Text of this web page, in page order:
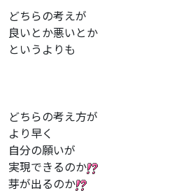
どちらの考えが
良いとか悪いとか
というよりも
どちらの考え方が
より早く
自分の願いが
実現できるのか
芽が出るのか